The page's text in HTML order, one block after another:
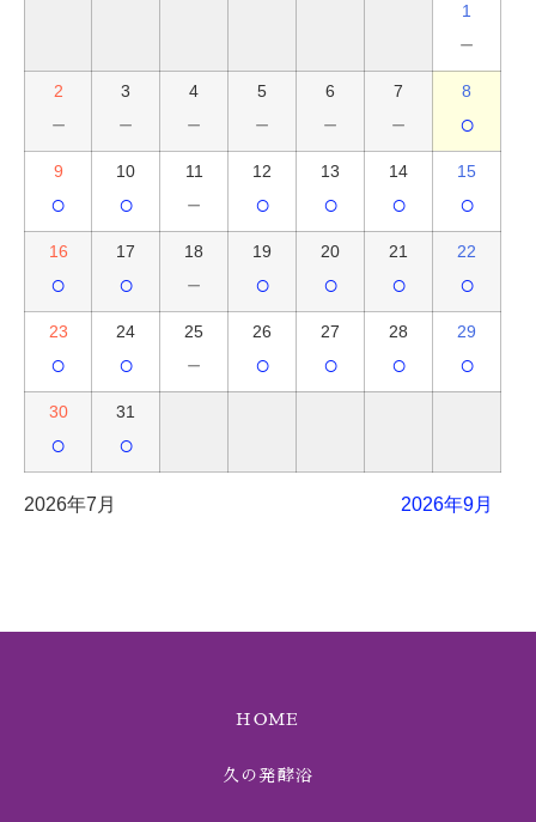
1
－
2
－
3
－
4
－
5
－
6
－
7
－
8
○
9
○
10
○
11
－
12
○
13
○
14
○
15
○
16
○
17
○
18
－
19
○
20
○
21
○
22
○
23
○
24
○
25
－
26
○
27
○
28
○
29
○
30
○
31
○
2026年7月 2026年9月
HOME
久の発酵浴